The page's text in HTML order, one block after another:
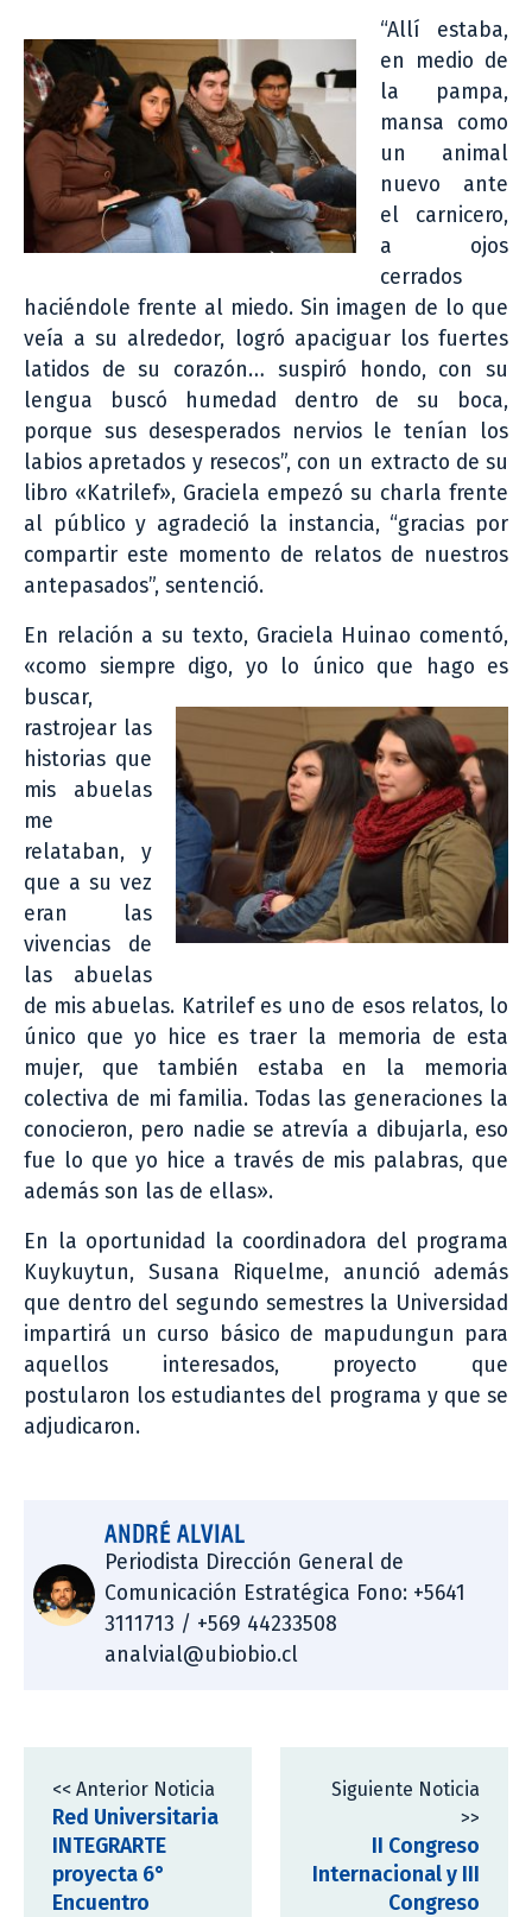
“Allí estaba,
en medio de
la pampa,
mansa como
un animal
nuevo ante
el carnicero,
a ojos
cerrados
haciéndole frente al miedo. Sin imagen de lo que
veía a su alrededor, logró apaciguar los fuertes
latidos de su corazón… suspiró hondo, con su
lengua buscó humedad dentro de su boca,
porque sus desesperados nervios le tenían los
labios apretados y resecos”, con un extracto de su
libro «Katrilef», Graciela empezó su charla frente
al público y agradeció la instancia, “gracias por
compartir este momento de relatos de nuestros
antepasados”, sentenció.
En relación a su texto, Graciela Huinao comentó,
«como siempre digo, yo lo único que hago es
buscar,
rastrojear las
historias que
mis abuelas
me
relataban, y
que a su vez
eran las
vivencias de
las abuelas
de mis abuelas. Katrilef es uno de esos relatos, lo
único que yo hice es traer la memoria de esta
mujer, que también estaba en la memoria
colectiva de mi familia. Todas las generaciones la
conocieron, pero nadie se atrevía a dibujarla, eso
fue lo que yo hice a través de mis palabras, que
además son las de ellas».
En la oportunidad la coordinadora del programa
Kuykuytun, Susana Riquelme, anunció además
que dentro del segundo semestres la Universidad
impartirá un curso básico de mapudungun para
aquellos interesados, proyecto que
postularon los estudiantes del programa y que se
adjudicaron.
ANDRÉ ALVIAL
Periodista Dirección General de
Comunicación Estratégica Fono: +5641
3111713 / +569 44233508
analvial@ubiobio.cl
<< Anterior Noticia
Red Universitaria
INTEGRARTE
proyecta 6°
Encuentro
Siguiente Noticia
>>
II Congreso
Internacional y III
Congreso